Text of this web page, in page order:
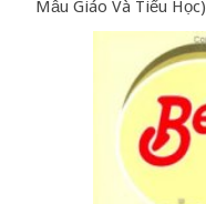
Mẫu Giáo Và Tiểu Học)